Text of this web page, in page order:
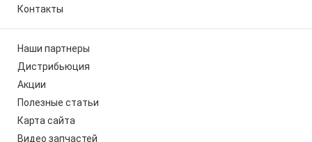
Контакты
Наши партнеры
Дистрибьюция
Акции
Полезные статьи
Карта сайта
Видео запчастей